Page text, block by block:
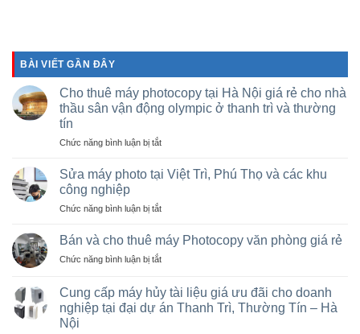
BÀI VIẾT GẦN ĐÂY
Cho thuê máy photocopy tại Hà Nội giá rẻ cho nhà
thầu sân vận động olympic ở thanh trì và thường
tín
Chức năng bình luận bị tắtở
thuê
tại
Nội
rẻ
nhà
thầu
Sửa máy photo tại Việt Trì, Phú Thọ và các khu
công nghiệp
Chức năng bình luận bị tắtở
máy
photo
tại
Trì,
Phú
Bán và cho thuê máy Photocopy văn phòng giá rẻ
Chức năng bình luận bị tắtở
cho
thuê
Cung cấp máy hủy tài liệu giá ưu đãi cho doanh
nghiệp tại đại dự án Thanh Trì, Thường Tín – Hà
Nội